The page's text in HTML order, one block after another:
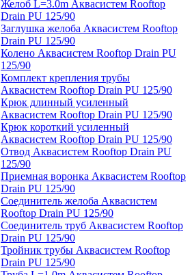
Желоб L=3.0m Аквасистем Rooftop
Drain PU 125/90
Заглушка желоба Аквасистем Rooftop
Drain PU 125/90
Колено Аквасистем Rooftop Drain PU
125/90
Комплект крепления трубы
Аквасистем Rooftop Drain PU 125/90
Крюк длинный усиленный
Аквасистем Rooftop Drain PU 125/90
Крюк короткий усиленный
Аквасистем Rooftop Drain PU 125/90
Отвод Аквасистем Rooftop Drain PU
125/90
Приемная воронка Аквасистем Rooftop
Drain PU 125/90
Соединитель желоба Аквасистем
Rooftop Drain PU 125/90
Соединитель труб Аквасистем Rooftop
Drain PU 125/90
Тройник трубы Аквасистем Rooftop
Drain PU 125/90